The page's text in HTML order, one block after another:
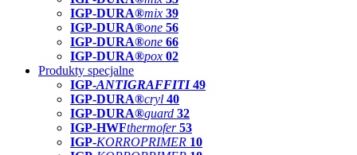
IGP-DURA®mix 39
IGP-DURA®one 56
IGP-DURA®one 66
IGP-DURA®pox 02
Produkty specjalne
IGP-ANTIGRAFFITI49
IGP-DURA®cryl 40
IGP-DURA®guard 32
IGP-HWFthermofer 53
IGP-KORROPRIMER 10